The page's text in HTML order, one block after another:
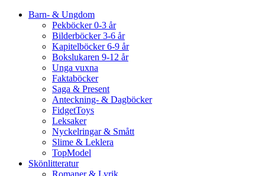
Barn- & Ungdom
Pekböcker 0-3 år
Bilderböcker 3-6 år
Kapitelböcker 6-9 år
Bokslukaren 9-12 år
Unga vuxna
Faktaböcker
Saga & Present
Anteckning- & Dagböcker
FidgetToys
Leksaker
Nyckelringar & Smått
Slime & Leklera
TopModel
Skönlitteratur
Romaner & Lyrik